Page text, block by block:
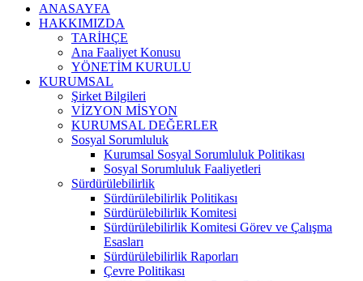
ANASAYFA
HAKKIMIZDA
TARİHÇE
Ana Faaliyet Konusu
YÖNETİM KURULU
KURUMSAL
Şirket Bilgileri
VİZYON MİSYON
KURUMSAL DEĞERLER
Sosyal Sorumluluk
Kurumsal Sosyal Sorumluluk Politikası
Sosyal Sorumluluk Faaliyetleri
Sürdürülebilirlik
Sürdürülebilirlik Politikası
Sürdürülebilirlik Komitesi
Sürdürülebilirlik Komitesi Görev ve Çalışma
Esasları
Sürdürülebilirlik Raporları
Çevre Politikası